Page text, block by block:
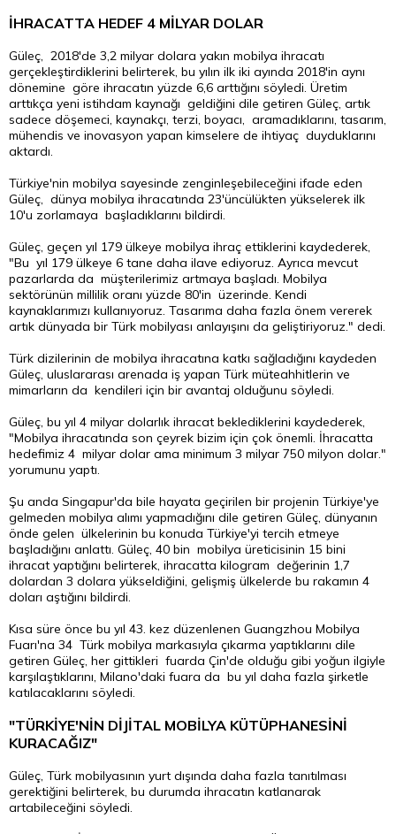
İHRACATTA HEDEF 4 MİLYAR DOLAR
Güleç, 2018'de 3,2 milyar dolara yakın mobilya ihracatı
gerçekleştirdiklerini belirterek, bu yılın ilk iki ayında 2018'in aynı
dönemine göre ihracatın yüzde 6,6 arttığını söyledi. Üretim
arttıkça yeni istihdam kaynağı geldiğini dile getiren Güleç, artık
sadece döşemeci, kaynakçı, terzi, boyacı, aramadıklarını, tasarım,
mühendis ve inovasyon yapan kimselere de ihtiyaç duyduklarını
aktardı.
Türkiye'nin mobilya sayesinde zenginleşebileceğini ifade eden
Güleç, dünya mobilya ihracatında 23'üncülükten yükselerek ilk
10'u zorlamaya başladıklarını bildirdi.
Güleç, geçen yıl 179 ülkeye mobilya ihraç ettiklerini kaydederek,
"Bu yıl 179 ülkeye 6 tane daha ilave ediyoruz. Ayrıca mevcut
pazarlarda da müşterilerimiz artmaya başladı. Mobilya
sektörünün millilik oranı yüzde 80'in üzerinde. Kendi
kaynaklarımızı kullanıyoruz. Tasarıma daha fazla önem vererek
artık dünyada bir Türk mobilyası anlayışını da geliştiriyoruz." dedi.
Türk dizilerinin de mobilya ihracatına katkı sağladığını kaydeden
Güleç, uluslararası arenada iş yapan Türk müteahhitlerin ve
mimarların da kendileri için bir avantaj olduğunu söyledi.
Güleç, bu yıl 4 milyar dolarlık ihracat beklediklerini kaydederek,
"Mobilya ihracatında son çeyrek bizim için çok önemli. İhracatta
hedefimiz 4 milyar dolar ama minimum 3 milyar 750 milyon dolar."
yorumunu yaptı.
Şu anda Singapur'da bile hayata geçirilen bir projenin Türkiye'ye
gelmeden mobilya alımı yapmadığını dile getiren Güleç, dünyanın
önde gelen ülkelerinin bu konuda Türkiye'yi tercih etmeye
başladığını anlattı. Güleç, 40 bin mobilya üreticisinin 15 bini
ihracat yaptığını belirterek, ihracatta kilogram değerinin 1,7
dolardan 3 dolara yükseldiğini, gelişmiş ülkelerde bu rakamın 4
doları aştığını bildirdi.
Kısa süre önce bu yıl 43. kez düzenlenen Guangzhou Mobilya
Fuarı'na 34 Türk mobilya markasıyla çıkarma yaptıklarını dile
getiren Güleç, her gittikleri fuarda Çin'de olduğu gibi yoğun ilgiyle
karşılaştıklarını, Milano'daki fuara da bu yıl daha fazla şirketle
katılacaklarını söyledi.
"TÜRKİYE'NİN DİJİTAL MOBİLYA KÜTÜPHANESİNİ
KURACAĞIZ"
Güleç, Türk mobilyasının yurt dışında daha fazla tanıtılması
gerektiğini belirterek, bu durumda ihracatın katlanarak
artabileceğini söyledi.